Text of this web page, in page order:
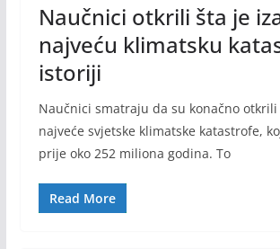
Naučnici otkrili šta je
najveću klimatsku
istoriji
Naučnici smatraju da su konačno otkrili
najveće svjetske klimatske katastrofe,
prije oko 252 miliona godina. To
Read More